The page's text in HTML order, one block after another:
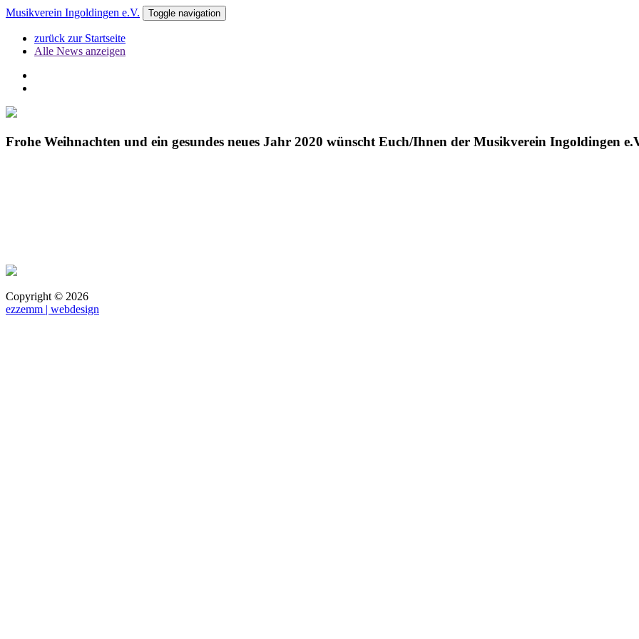
Musikverein Ingoldingen e.V. Toggle navigation
zurück zur Startseite
Alle News anzeigen
Frohe Weihnachten und ein gesundes neues Jahr 2020 wünscht Euch/Ihnen der Musikverein Ingoldingen
Copyright © 2026
ezzemm | webdesign